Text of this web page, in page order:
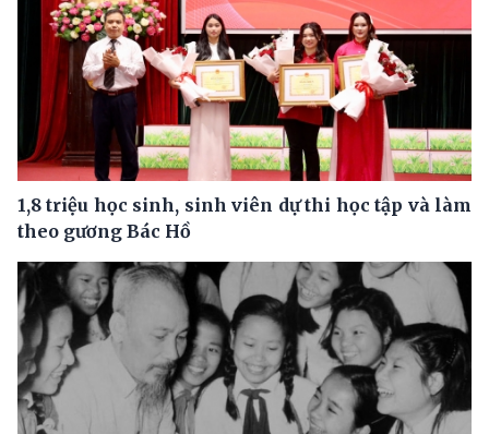
1,8 triệu học sinh, sinh viên dự thi học tập và làm
theo gương Bác Hồ